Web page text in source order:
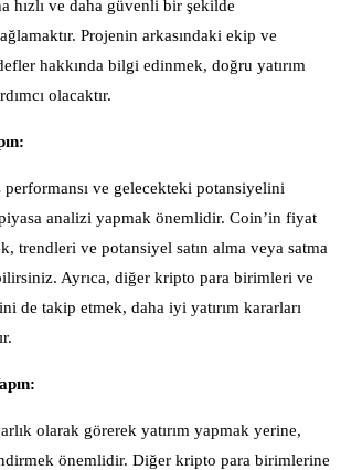
hızlı ve daha güvenli bir şekilde
Projenin arkasındaki ekip ve
hakkında bilgi edinmek, doğru yatırım
olacaktır.
ve gelecekteki potansiyelini
analizi yapmak önemlidir. Coin’in fiyat
trendleri ve potansiyel satın alma veya satma
Ayrıca, diğer kripto para birimleri ve
de takip etmek, daha iyi yatırım kararları
olarak görerek yatırım yapmak yerine,
önemlidir. Diğer kripto para birimlerine